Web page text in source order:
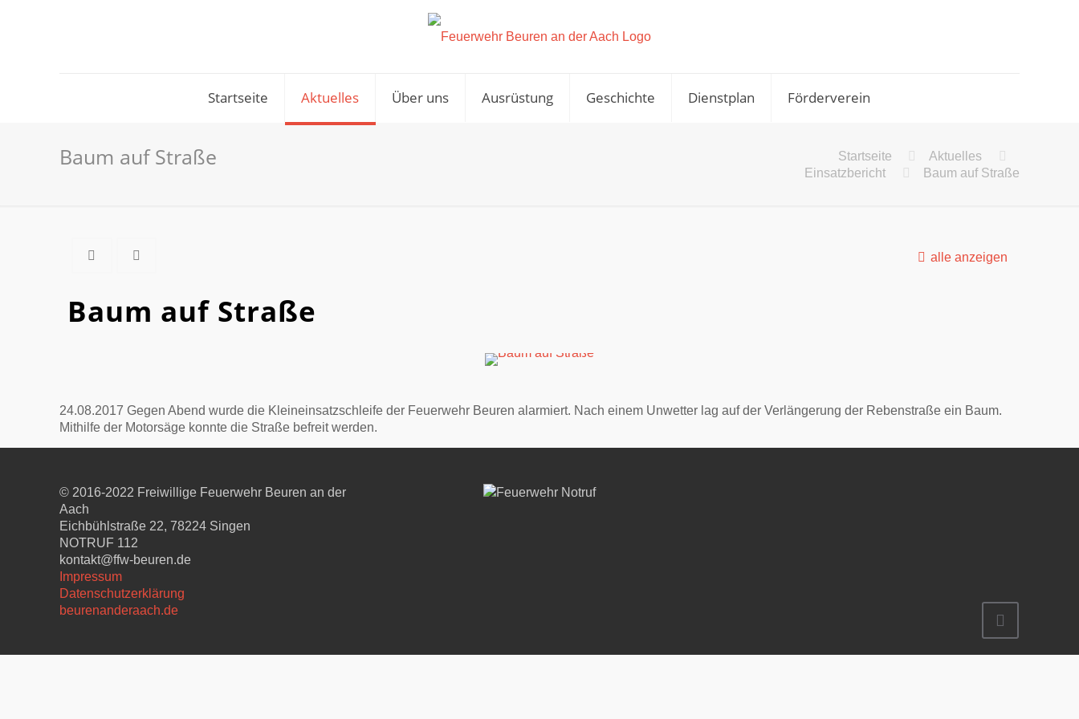
Startseite Aktuelles Über uns Ausrüstung Geschichte Dienstplan Förderverein
Baum auf Straße Startseite
Aktuelles
Einsatzbericht
Baum auf Straße
alle anzeigen
Baum auf Straße
24.08.2017 Gegen Abend wurde die Kleineinsatzschleife der Feuerwehr Beuren alarmiert. Nach einem Unwetter lag auf der Verlängerung der Rebenstraße ein Baum.
Mithilfe der Motorsäge konnte die Straße befreit werden.
© 2016-2022 Freiwillige Feuerwehr Beuren an der
Aach
Eichbühlstraße 22, 78224 Singen
NOTRUF 112
kontakt@ffw-beuren.de
Impressum
Datenschutzerklärung
beurenanderaach.de